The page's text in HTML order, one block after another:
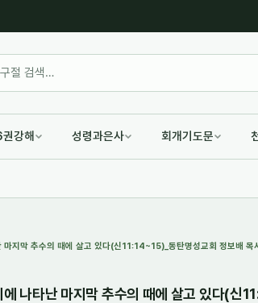
강해 성령과은사 회개기도문
지막 추수의 때에 살고 있다(신11:14~15)_동탄명성교회 정보배 목
나타난 마지막 추수의 때에 살고 있다(신